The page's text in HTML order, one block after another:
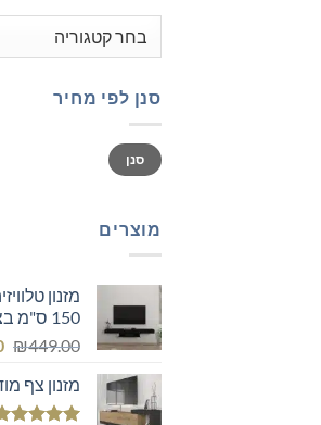
סנן לפי מחיר
מחיר
מינימלי
מחיר
מקסימלי
סנן
מוצרים
מזנון
150 ס"מ בצבע שחור
₪449.00
מזנון צף